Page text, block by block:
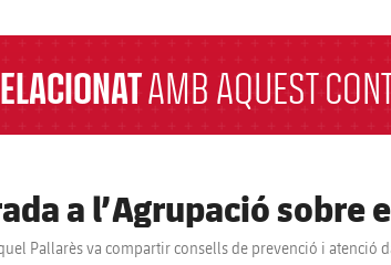
AMB AQUEST
a l’Agrupació sobre
Pallarès va compartir consells de prevenció i atenció